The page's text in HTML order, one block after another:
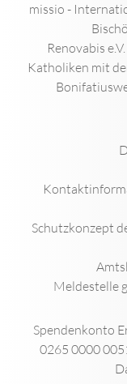
missio -
Renovabis
Katholiken mit
Schutzkonzept
Meldestelle
Spendenkonto
0265 0000